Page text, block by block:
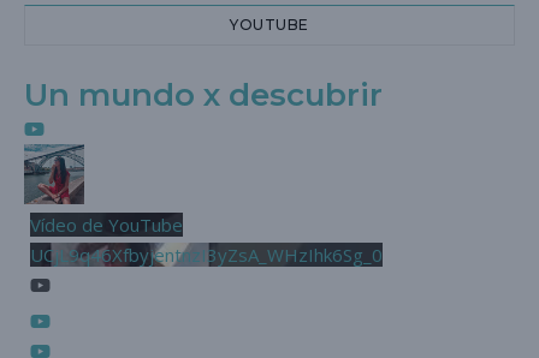
YOUTUBE
Un mundo x descubrir
Vídeo de YouTube
UCjL9q46XfbyjentnzI3yZsA_WHzIhk6Sg_0